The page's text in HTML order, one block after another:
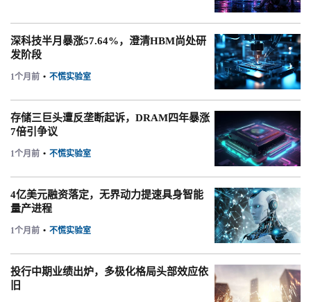
深科技半月暴涨57.64%，澄清HBM尚处研
发阶段
1个月前 • 不慌实验室
存储三巨头遭反垄断起诉，DRAM四年暴涨
7倍引争议
1个月前 • 不慌实验室
4亿美元融资落定，无界动力提速具身智能
量产进程
1个月前 • 不慌实验室
投行中期业绩出炉，多极化格局头部效应依
旧